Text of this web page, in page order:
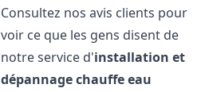
Consultez nos avis clients pour
voir ce que les gens disent de
notre service d'installation et
dépannage chauffe eau